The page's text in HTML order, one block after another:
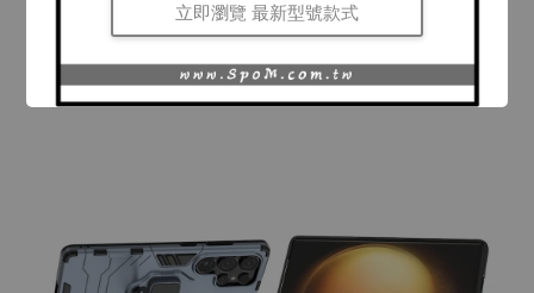
立即瀏覽 最新型號款式